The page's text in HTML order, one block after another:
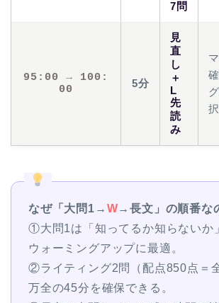
7問
95:00 → 100:
00
5分
見
直
し
＋
L
先
読
み
なぜ「大問1→ W→長文」の順番な
①大問1は「知ってるか知らないか
ウォーミングアップに最適。
②ライティング2問（配点850点＝
万全の45分を確保できる。